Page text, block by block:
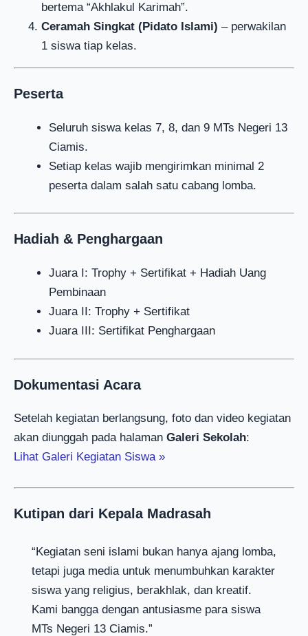
bertema “Akhlakul Karimah”.
Ceramah Singkat (Pidato Islami) – perwakilan
1 siswa tiap kelas.
Peserta
Seluruh siswa kelas 7, 8, dan 9 MTs Negeri 13
Ciamis.
Setiap kelas wajib mengirimkan minimal 2
peserta dalam salah satu cabang lomba.
Hadiah & Penghargaan
Juara I: Trophy + Sertifikat + Hadiah Uang
Pembinaan
Juara II: Trophy + Sertifikat
Juara III: Sertifikat Penghargaan
Dokumentasi Acara
Setelah kegiatan berlangsung, foto dan video kegiatan
akan diunggah pada halaman Galeri Sekolah:
Lihat Galeri Kegiatan Siswa »
Kutipan dari Kepala Madrasah
“Kegiatan seni islami bukan hanya ajang lomba,
tetapi juga media untuk menumbuhkan karakter
siswa yang religius, berakhlak, dan kreatif.
Kami bangga dengan antusiasme para siswa
MTs Negeri 13 Ciamis.”